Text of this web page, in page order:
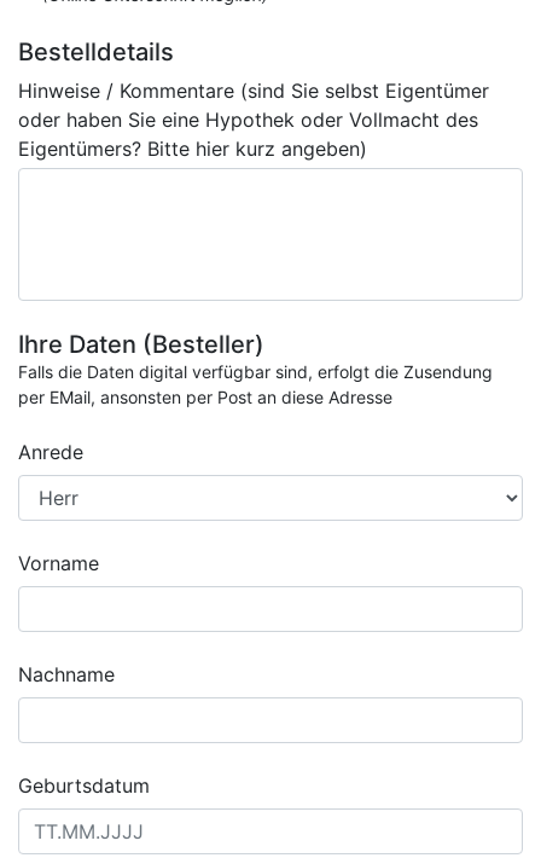
Bestelldetails
Hinweise / Kommentare (sind Sie selbst Eigentümer
oder haben Sie eine Hypothek oder Vollmacht des
Eigentümers? Bitte hier kurz angeben)
Ihre Daten (Besteller)
Falls die Daten digital verfügbar sind, erfolgt die Zusendung
per EMail, ansonsten per Post an diese Adresse
Anrede
Vorname
Nachname
Geburtsdatum